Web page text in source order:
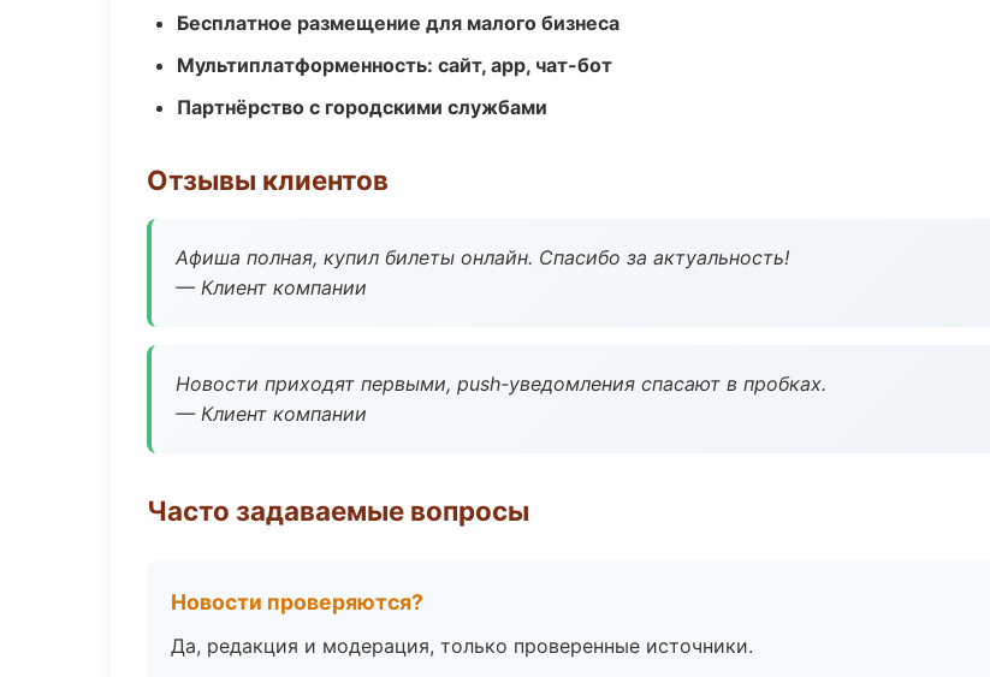
Бесплатное размещение для малого бизнеса
Мультиплатформенность: сайт, app, чат-бот
Партнёрство с городскими службами
Отзывы клиентов
Афиша полная, купил билеты онлайн. Спасибо за актуальность!
— Клиент компании
Новости приходят первыми, push-уведомления спасают в пробках.
— Клиент компании
Часто задаваемые вопросы
Новости проверяются?
Да, редакция и модерация, только проверенные источники.